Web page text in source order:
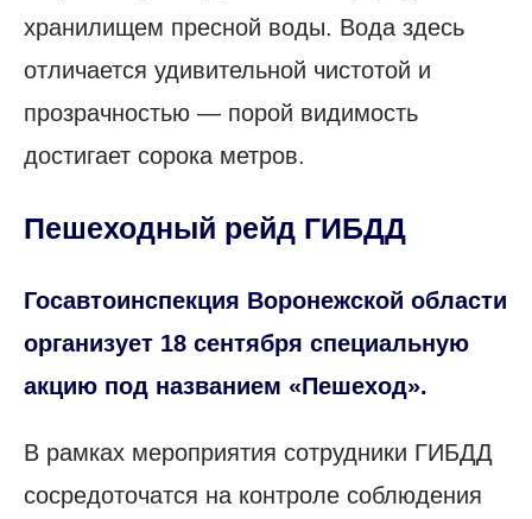
хранилищем пресной воды. Вода здесь
отличается удивительной чистотой и
прозрачностью — порой видимость
достигает сорока метров.
Пешеходный рейд ГИБДД
Госавтоинспекция Воронежской области
организует 18 сентября специальную
акцию под названием «Пешеход».
В рамках мероприятия сотрудники ГИБДД
сосредоточатся на контроле соблюдения